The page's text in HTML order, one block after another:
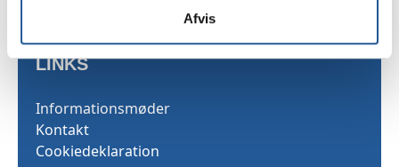
Afvis
LINKS
Informationsmøder
Kontakt
Cookiedeklaration